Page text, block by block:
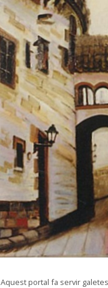
Aquest portal fa servir